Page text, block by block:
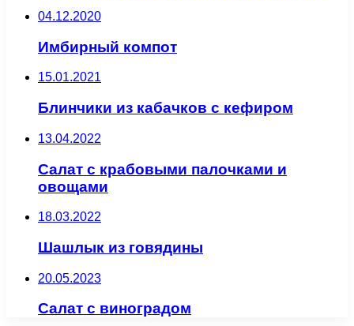
04.12.2020
Имбирный компот
15.01.2021
Блинчики из кабачков с кефиром
13.04.2022
Салат с крабовыми палочками и
овощами
18.03.2022
Шашлык из говядины
20.05.2023
Салат с виноградом